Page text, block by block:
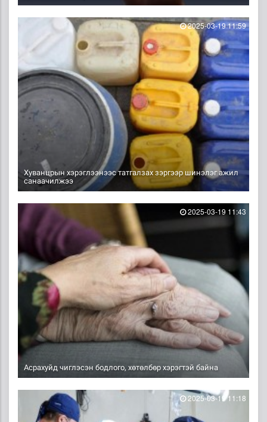
Хуванцрын хэрэглээнээс татгалзах зэргээр шинэлэг ажил
санаачилжээ
2025-03-19 11:59
Асрахуйд чиглэсэн бодлого, хөтөлбөр хэрэгтэй байна
2025-03-19 11:43
2025-03-19 11:18